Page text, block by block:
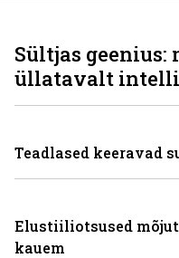
Sültjas geenius:
üllatavalt
Teadlased keeravad
Elustiiliotsused
kauem